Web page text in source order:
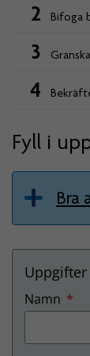
2 Bifoga
3
4
Fyll i
Bra
Namn *